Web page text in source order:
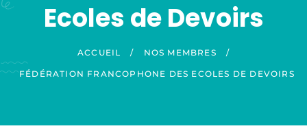
Ecoles de Devoirs
ACCUEIL / NOS MEMBRES /
FÉDÉRATION FRANCOPHONE DES ECOLES DE DEVOIRS